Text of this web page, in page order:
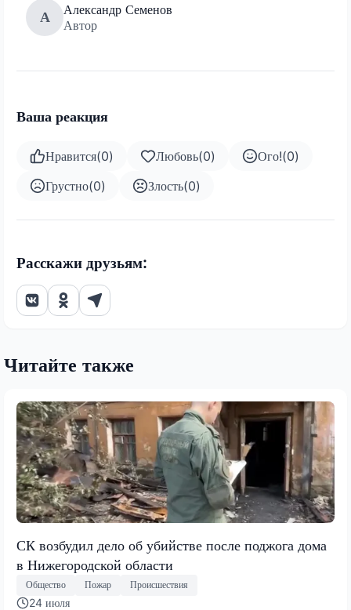
А
Александр Семенов
Автор
Ваша реакция
Нравится(0) Любовь(0) Ого!(0)
Грустно(0) Злость(0)
Расскажи друзьям:
Читайте также
СК возбудил дело об убийстве после поджога дома
в Нижегородской области
Общество Пожар Происшествия
24 июля